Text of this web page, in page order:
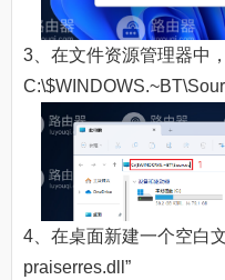
3、在文件资源管理器中
4、在桌面新建一个空白
praiserres.dll”